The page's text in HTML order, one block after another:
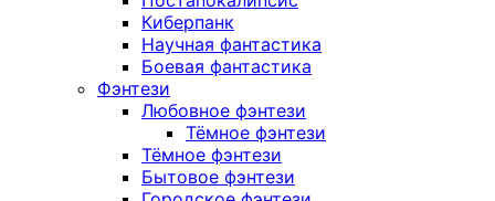
Киберпанк
Научная фантастика
Боевая фантастика
Фэнтези
Любовное фэнтези
Тёмное фэнтези
Тёмное фэнтези
Бытовое фэнтези